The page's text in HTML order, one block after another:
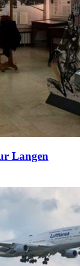
Langen